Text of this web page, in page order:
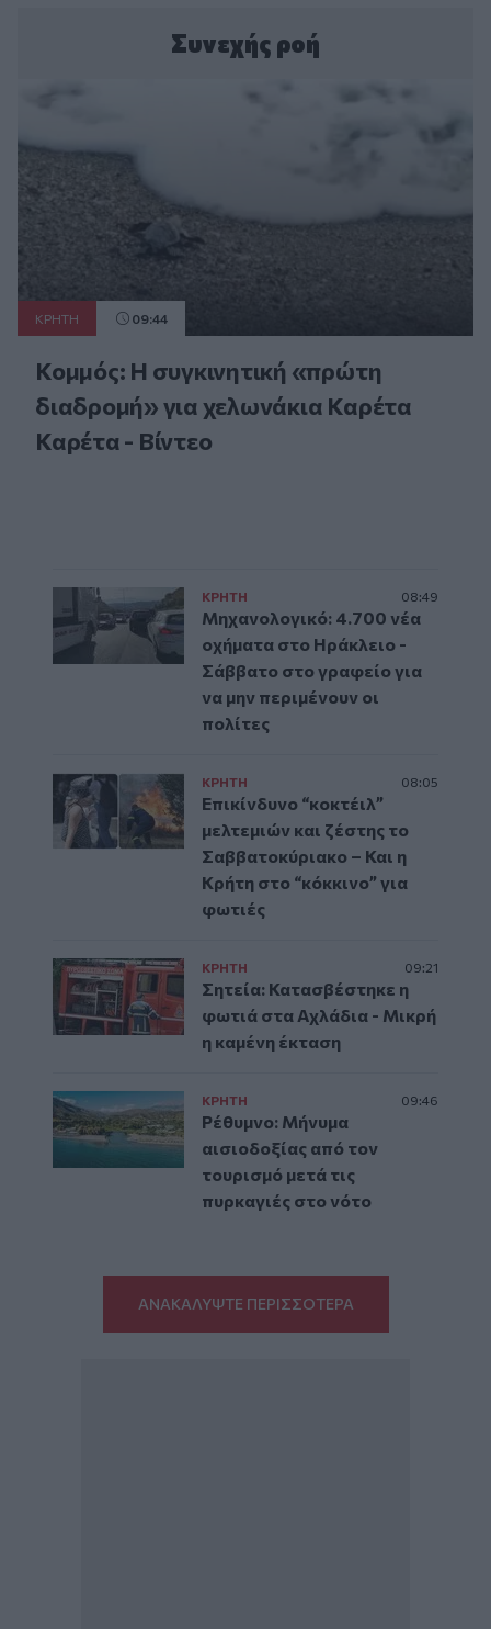
Συνεχής ροή
ΚΡΗΤΗ 09:44
Κομμός: Η συγκινητική «πρώτη
διαδρομή» για χελωνάκια Καρέτα
Καρέτα - Βίντεο
ΚΡΗΤΗ 08:49
Μηχανολογικό: 4.700 νέα
οχήματα στο Ηράκλειο -
Σάββατο στο γραφείο για
να μην περιμένουν οι
πολίτες
ΚΡΗΤΗ 08:05
Επικίνδυνο “κοκτέιλ”
μελτεμιών και ζέστης το
Σαββατοκύριακο – Και η
Κρήτη στο “κόκκινο” για
φωτιές
ΚΡΗΤΗ 09:21
Σητεία: Κατασβέστηκε η
φωτιά στα Αχλάδια - Μικρή
η καμένη έκταση
ΚΡΗΤΗ 09:46
Ρέθυμνο: Μήνυμα
αισιοδοξίας από τον
τουρισμό μετά τις
πυρκαγιές στο νότο
ΑΝΑΚΑΛΥΨΤΕ ΠΕΡΙΣΣΟΤΕΡΑ